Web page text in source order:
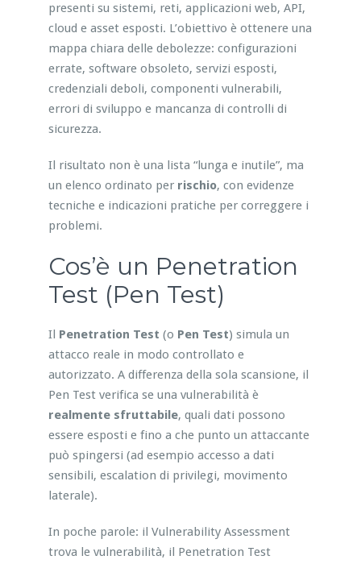
presenti su sistemi, reti, applicazioni web, API,
cloud e asset esposti. L’obiettivo è ottenere una
mappa chiara delle debolezze: configurazioni
errate, software obsoleto, servizi esposti,
credenziali deboli, componenti vulnerabili,
errori di sviluppo e mancanza di controlli di
sicurezza.
Il risultato non è una lista “lunga e inutile”, ma
un elenco ordinato per rischio, con evidenze
tecniche e indicazioni pratiche per correggere i
problemi.
Cos’è un Penetration
Test (Pen Test)
Il Penetration Test (o Pen Test) simula un
attacco reale in modo controllato e
autorizzato. A differenza della sola scansione, il
Pen Test verifica se una vulnerabilità è
realmente sfruttabile, quali dati possono
essere esposti e fino a che punto un attaccante
può spingersi (ad esempio accesso a dati
sensibili, escalation di privilegi, movimento
laterale).
In poche parole: il Vulnerability Assessment
trova le vulnerabilità, il Penetration Test